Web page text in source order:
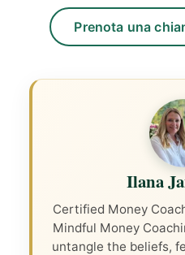
Prenota una
Ilana
Certified Money
Mindful Money
untangle the beliefs,